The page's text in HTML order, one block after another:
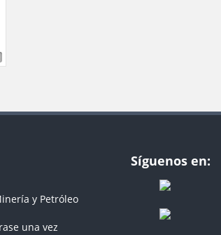
y Petróleo
una vez
Síguenos en: